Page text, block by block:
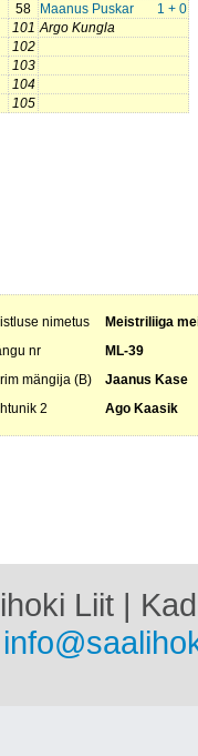
58
1 + 0
Maanus Puskar
101 Argo Kungla
102
103
104
105
nimetus
Meistriliiga
nr
ML-39
mängija (B)
Jaanus Kase
2 Ago Kaasik
Liit |